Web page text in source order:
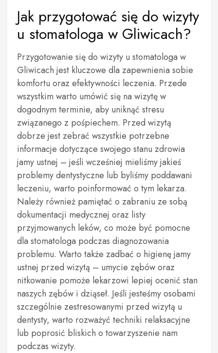
Jak przygotować się do wizyty
u stomatologa w Gliwicach?
Przygotowanie się do wizyty u stomatologa w
Gliwicach jest kluczowe dla zapewnienia sobie
komfortu oraz efektywności leczenia. Przede
wszystkim warto umówić się na wizytę w
dogodnym terminie, aby uniknąć stresu
związanego z pośpiechem. Przed wizytą
dobrze jest zebrać wszystkie potrzebne
informacje dotyczące swojego stanu zdrowia
jamy ustnej – jeśli wcześniej mieliśmy jakieś
problemy dentystyczne lub byliśmy poddawani
leczeniu, warto poinformować o tym lekarza.
Należy również pamiętać o zabraniu ze sobą
dokumentacji medycznej oraz listy
przyjmowanych leków, co może być pomocne
dla stomatologa podczas diagnozowania
problemu. Warto także zadbać o higienę jamy
ustnej przed wizytą – umycie zębów oraz
nitkowanie pomoże lekarzowi lepiej ocenić stan
naszych zębów i dziąseł. Jeśli jesteśmy osobami
szczególnie zestresowanymi przed wizytą u
dentysty, warto rozważyć techniki relaksacyjne
lub poprosić bliskich o towarzyszenie nam
podczas wizyty.